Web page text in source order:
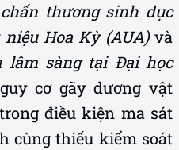
thương sinh dục
Hoa Kỳ (AUA)và
lâm sàng tại Đại học
cơ gãy dương vật
điều kiện ma sát
cùng thiếu kiểm soát